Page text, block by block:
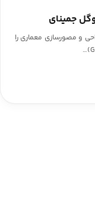
جمینای
و مصورسازی معماری را